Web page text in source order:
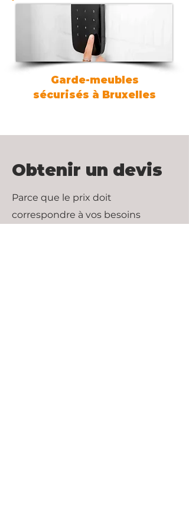
Garde-meubles
sécurisés à Bruxelles
Obtenir un devis
Parce que le prix doit
correspondre à vos besoins